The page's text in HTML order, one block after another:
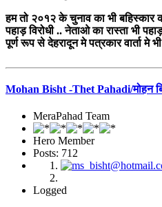
हम तो २०१२ के चुनाव का भी बहिस्कार
पहाड़ विरोधी .. नेताओ का रास्ता भी
पूर्ण रूप से देहरादून मे पत्रकार वार्ता मे
Mohan Bisht -Thet Pahadi/मोहन
MeraPahad Team
Hero Member
Posts: 712
Logged